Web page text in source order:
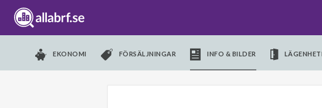
EKONOMI FÖRSÄLJNINGAR INFO & BILDER